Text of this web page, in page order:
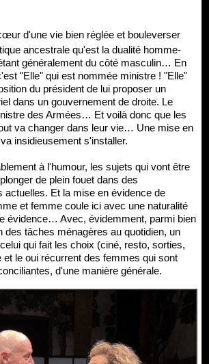
d'une vie bien réglée et bouleverser
ancestrale qu'est la dualité homme-
généralement du côté masculin… En
"Elle" qui est nommée ministre ! "Elle"
du président de lui proposer un
dans un gouvernement de droite. Le
des Armées… Et voilà donc que les
va changer dans leur vie… Une mise en
insidieusement s'installer.
à l'humour, les sujets qui vont être
de plein fouet dans des
actuelles. Et la mise en évidence de
et femme coule ici avec une naturalité
évidence… Avec, évidemment, parmi bien
des tâches ménagères au quotidien, un
qui fait les choix (ciné, resto, sorties,
et le oui récurrent des femmes qui sont
d'une manière générale.